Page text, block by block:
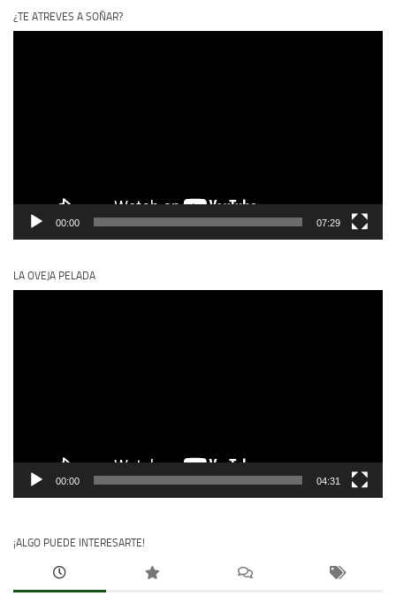
¿TE ATREVES A SOÑAR?
00:00 07:29
LA OVEJA PELADA
00:00 04:31
¡ALGO PUEDE INTERESARTE!